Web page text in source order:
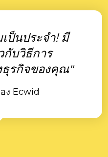
ป็นประจำ! มี
กับวิธีการ
ธุรกิจของคุณ"
ง Ecwid